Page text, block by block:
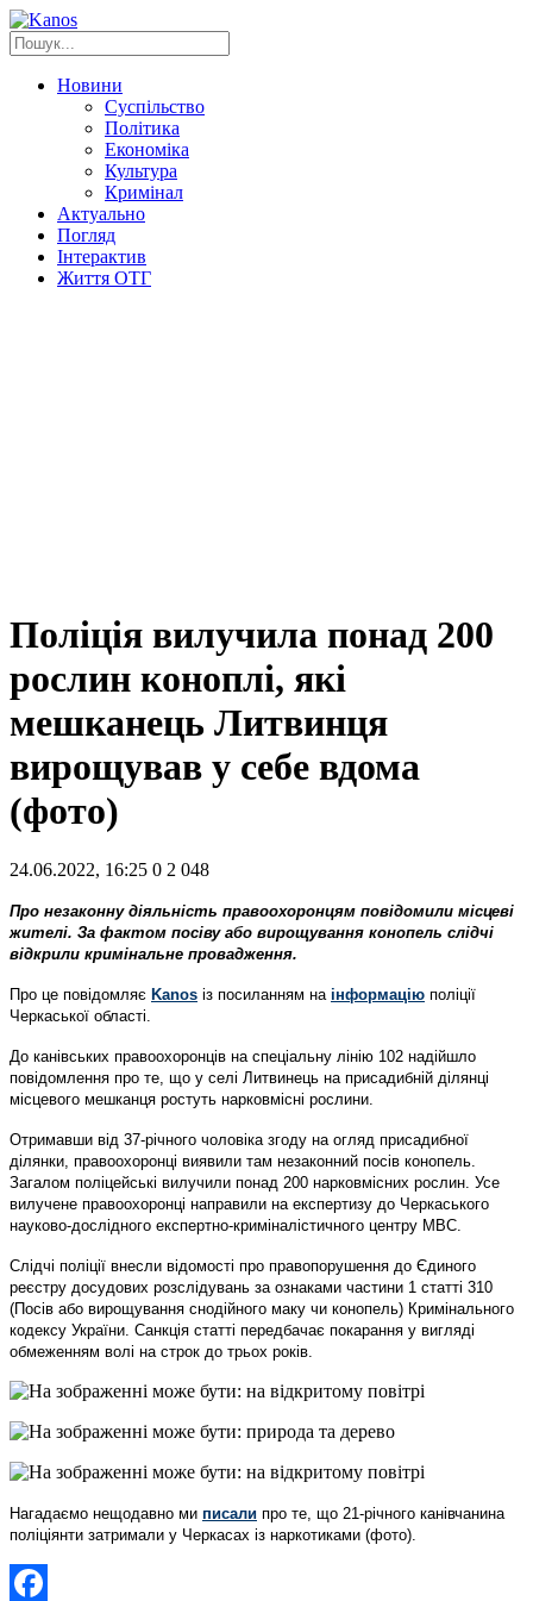
Новини
Суспільство
Політика
Економіка
Культура
Кримінал
Актуально
Погляд
Інтерактив
Життя ОТГ
Поліція вилучила понад 200
рослин коноплі, які
мешканець Литвинця
вирощував у себе вдома
(фото)
24.06.2022, 16:25 0 2 048
Про незаконну діяльність правоохоронцям повідомили місцеві
жителі. За фактом посіву або вирощування конопель слідчі
відкрили кримінальне провадження.
Про це повідомляє Kanos із посиланням на інформацію поліції
Черкаської області.
До канівських правоохоронців на спеціальну лінію 102 надійшло
повідомлення про те, що у селі Литвинець на присадибній ділянці
місцевого мешканця ростуть нарковмісні рослини.
Отримавши від 37-річного чоловіка згоду на огляд присадибної
ділянки, правоохоронці виявили там незаконний посів конопель.
Загалом поліцейські вилучили понад 200 нарковмісних рослин. Усе
вилучене правоохоронці направили на експертизу до Черкаського
науково-дослідного експертно-криміналістичного центру МВС.
Слідчі поліції внесли відомості про правопорушення до Єдиного
реєстру досудових розслідувань за ознаками частини 1 статті 310
(Посів або вирощування снодійного маку чи конопель) Кримінального
кодексу України. Санкція статті передбачає покарання у вигляді
обмеженням волі на строк до трьох років.
Нагадаємо нещодавно ми писали про те, що 21-річного канівчанина
поліціянти затримали у Черкасах із наркотиками (фото).